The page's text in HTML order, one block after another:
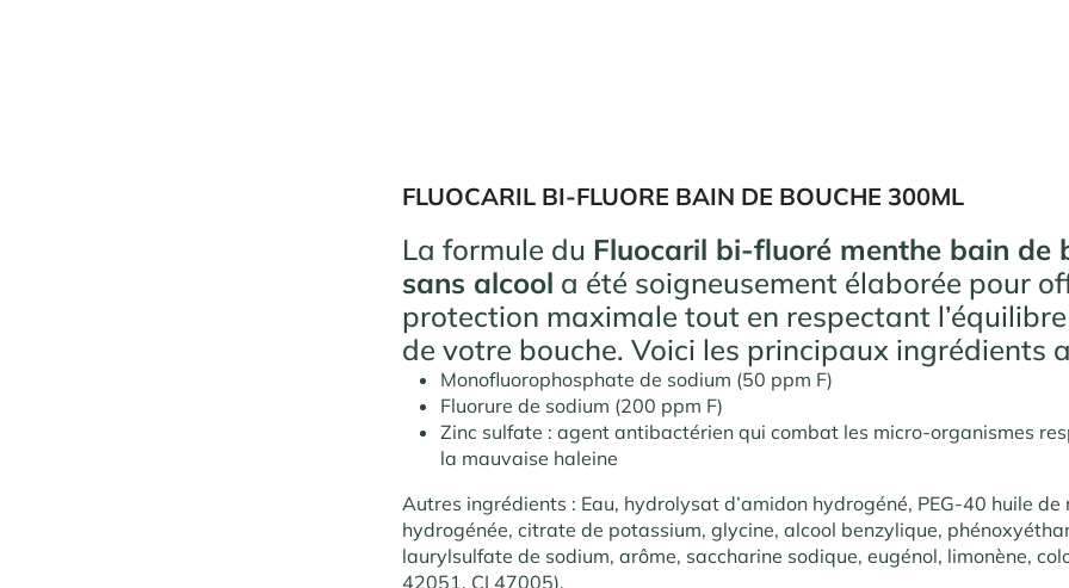
FLUOCARIL BI-FLUORE BAIN DE BOUCHE 300ML
La formule du Fluocaril bi-fluoré menthe bain de
sans alcool a été soigneusement élaborée pour
protection maximale tout en respectant
de votre bouche. Voici les principaux ingrédients
Monofluorophosphate de sodium (50 ppm F)
Fluorure de sodium (200 ppm F)
Zinc sulfate : agent antibactérien qui combat les micro-organismes
la mauvaise haleine
Autres ingrédients : Eau, hydrolysat d’amidon hydrogéné, PEG-40 huile de
hydrogénée, citrate de potassium, glycine, alcool benzylique,
laurylsulfate de sodium, arôme, saccharine sodique, eugénol, limonène,
42051, CI 47005).